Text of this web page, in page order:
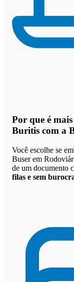
Por que é
Buritis com a
Você escolhe se
Buser em
de um documento
filas e sem